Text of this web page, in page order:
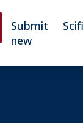
Submit
new